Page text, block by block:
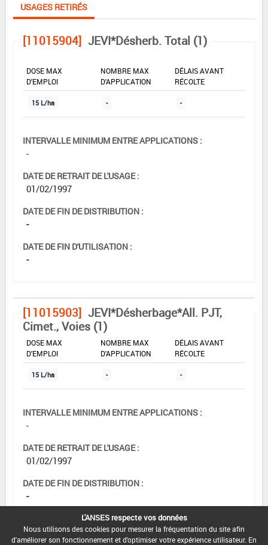
USAGES RETIRÉS
[11015904] JEVI*Désherb. Total (1)
DOSE MAX
D'EMPLOI
NOMBRE MAX
D'APPLICATION
DÉLAIS AVANT
RÉCOLTE
15 L/ha - -
INTERVALLE MINIMUM ENTRE APPLICATIONS :
-
DATE DE RETRAIT DE L'USAGE :
01/02/1997
DATE DE FIN DE DISTRIBUTION :
-
DATE DE FIN D'UTILISATION :
-
[11015903] JEVI*Désherbage*All. PJT,
Cimet., Voies (1)
DOSE MAX
D'EMPLOI
NOMBRE MAX
D'APPLICATION
DÉLAIS AVANT
RÉCOLTE
15 L/ha - -
INTERVALLE MINIMUM ENTRE APPLICATIONS :
-
DATE DE RETRAIT DE L'USAGE :
01/02/1997
DATE DE FIN DE DISTRIBUTION :
-
DATE DE FIN D'UTILISATION :
-
L'ANSES respecte vos données
Nous utilisons des cookies pour mesurer la fréquentation du site afin
d'améliorer son fonctionnement et d'optimiser votre expérience utilisateur. En